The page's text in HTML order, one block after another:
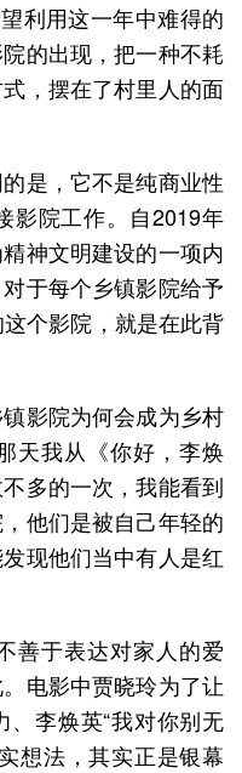
利用这一年中难得的
的出现，把一种不耗
，摆在了村里人的面
是，它不是纯商业性
影院工作。自2019年
神文明建设的一项内
于每个乡镇影院给予
个影院，就是在此背
影院为何会成为乡村
天我从《你好，李焕
多的一次，我能看到
他们是被自己年轻的
现他们当中有人是红
善于表达对家人的爱
电影中贾晓玲为了让
李焕英“我对你别无
想法，其实正是银幕